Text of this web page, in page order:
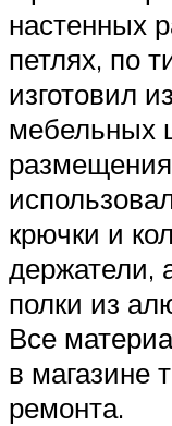
настенных
петлях, по
изготовил
мебельных
крючки и
держатели,
полки из
Все
в магазине
ремонта.